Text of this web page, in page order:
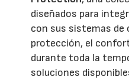
diseñados para
con sus sistemas de
protección, el
durante toda la
soluciones